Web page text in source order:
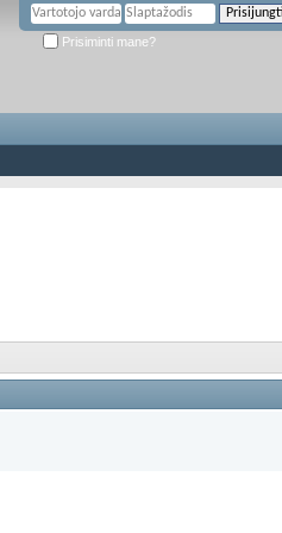
Prisiminti mane?